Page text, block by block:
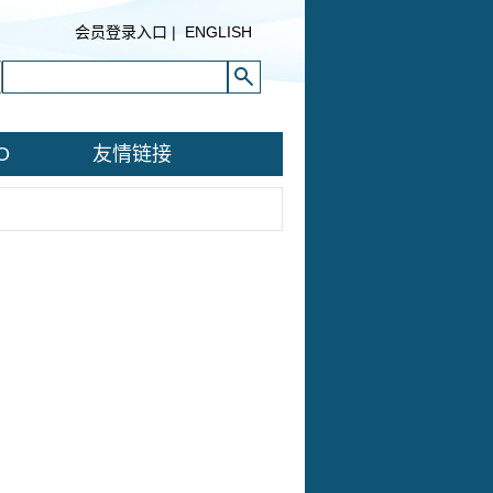
会员登录入口 | ENGLISH
友情链接